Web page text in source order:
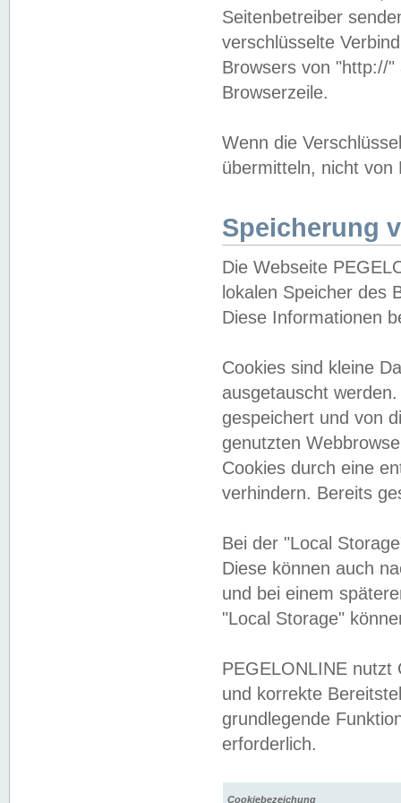
Seitenbetreiber
verschlüsselte
Browsers von "http://
Browserzeile.
Wenn die
übermitteln, nicht von
Speicherung
Die Webseite
lokalen Speicher des
Diese Informationen
Cookies sind kleine
ausgetauscht
gespeichert und von
genutzten
Cookies durch eine
verhindern. Bereits
Bei der "Local
Diese können auch
und bei einem
"Local Storage"
PEGELONLINE nutzt
und korrekte
grundlegende
erforderlich.
Cookiebezeichung